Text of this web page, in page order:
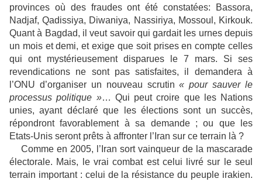
provinces où des fraudes ont été constatées: Bassora,
Nadjaf, Qadissiya, Diwaniya, Nassiriya, Mossoul, Kirkouk.
Quant à Bagdad, il veut savoir qui gardait les urnes depuis
un mois et demi, et exige que soit prises en compte celles
qui ont mystérieusement disparues le 7 mars. Si ses
revendications ne sont pas satisfaites, il demandera à
l’ONU d’organiser un nouveau scrutin« pour sauver le
processus politique »… Qui peut croire que les Nations
unies, ayant déclaré que les élections sont un succès,
répondront favorablement à sa demande ; ou que les
Etats-Unis seront prêts à affronter l’Iran sur ce terrain là ?
Comme en 2005, l’Iran sort vainqueur de la mascarade
électorale. Mais, le vrai combat est celui livré sur le seul
terrain important : celui de la résistance du peuple irakien.